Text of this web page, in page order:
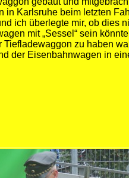
in Karlsruhe beim letzten
ich überlegte mir, ob dies
mit „Sessel“ sein
Tiefladewaggon zu haben
der Eisenbahnwagen in